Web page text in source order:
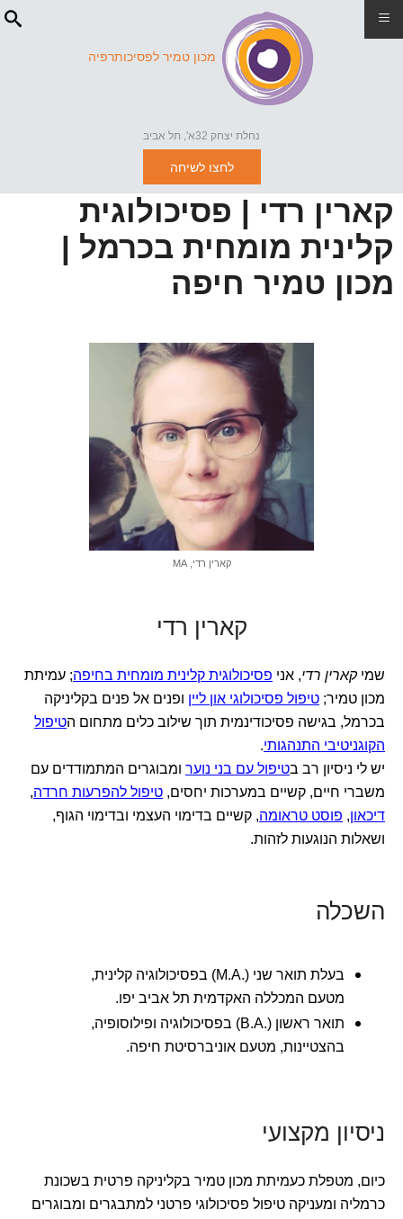
מכון טמיר לפסיכותרפיה
נחלת יצחק 32א', תל אביב
לחצו לשיחה
קארין רדי | פסיכולוגית
קלינית מומחית בכרמל |
מכון טמיר חיפה
קארין רדי, MA
קארין רדי
שמיקארין רדי, אני פסיכולוגית קלינית מומחית בחיפה; עמיתת
מכון טמיר; טיפול פסיכולוגי און ליין ופנים אל פנים בקליניקה
בכרמל, בגישה פסיכודינמית תוך שילוב כלים מתחום הטיפול
הקוגניטיבי התנהגותי.
יש לי ניסיון רב בטיפול עם בני נוער ומבוגרים המתמודדים עם
משברי חיים, קשיים במערכות יחסים, טיפול להפרעות חרדה,
דיכאון, פוסט טראומה, קשיים בדימוי העצמי ובדימוי הגוף,
ושאלות הנוגעות לזהות.
השכלה
בעלת תואר שני (.M.A) בפסיכולוגיה קלינית,
מטעם המכללה האקדמית תל אביב יפו.
תואר ראשון (.B.A) בפסיכולוגיה ופילוסופיה,
בהצטיינות, מטעם אוניברסיטת חיפה.
ניסיון מקצועי
כיום, מטפלת כעמיתת מכון טמיר בקליניקה פרטית בשכונת
כרמליה ומעניקה טיפול פסיכולוגי פרטני למתבגרים ומבוגרים
≡